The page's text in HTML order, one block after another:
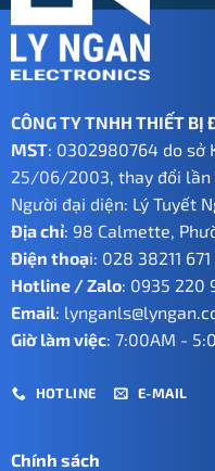
CÔNG TY TNHH THIẾT BỊ
MST: 0302980764 do sở
25/06/2003, thay đổi
Người đại diện: Lý Tuyết
Địa chỉ: 98 Calmette,
Điện thoại: 028 38211 671
Hotline / Zalo: 0935 220
Email:
Giờ làm việc: 7:00AM -
HOTLINE E-MAIL
Chính sách